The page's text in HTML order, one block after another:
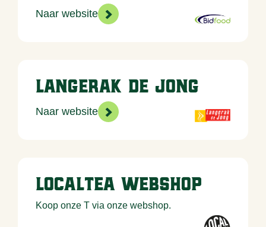
Naar website >
Langerak de Jong
Naar website >
LocalTea webshop
Koop onze T via onze webshop.